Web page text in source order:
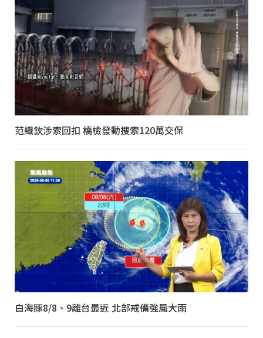
范織欽涉索回扣 橋檢發動搜索120萬交保
白海豚8/8、9離台最近 北部戒備強風大雨